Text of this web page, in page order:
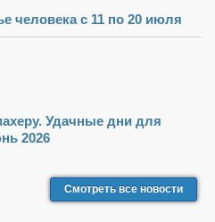
человека с 11 по 20 июля
Удачные дни для
2026
Смотреть все новости